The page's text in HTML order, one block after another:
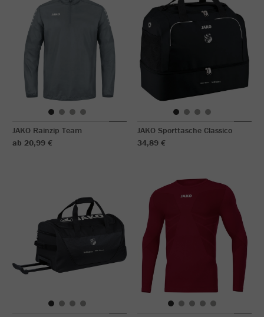
JAKO Rainzip Team
ab 20,99 €
JAKO Sporttasche Classico
34,89 €